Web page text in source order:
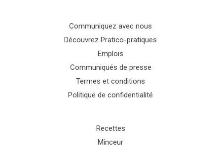
Communiquez avec nous
Découvrez Pratico-pratiques
Emplois
Communiqués de presse
Termes et conditions
Politique de confidentialité
Recettes
Minceur